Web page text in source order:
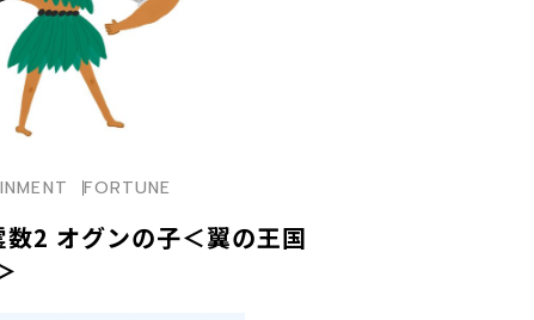
数2 オグンの子＜翼の王国
FORTUNE